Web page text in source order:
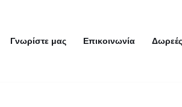
Γνωρίστε μας Επικοινωνία Δωρεές